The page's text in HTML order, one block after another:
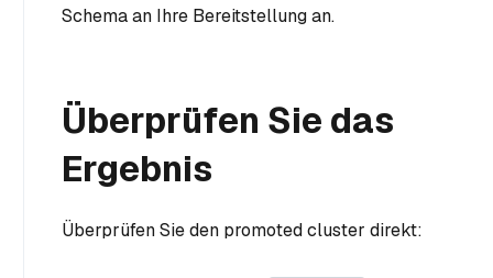
Schema an Ihre Bereitstellung an.
Überprüfen Sie das
Ergebnis
Überprüfen Sie den promoted cluster direkt: